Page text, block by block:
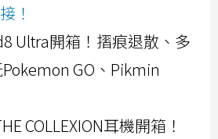
！
Ultra開箱！摺痕退散、多
GO、Pikmin
COLLEXION耳機開箱！